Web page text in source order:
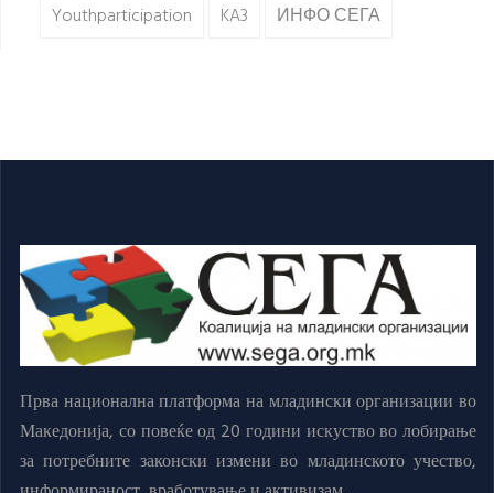
Youthparticipation
KA3 ИНФО СЕГА
Прва национална платформа на младински организации во
Македонија, со повеќе од 20 години искуство во лобирање
за потребните законски измени во младинското учество,